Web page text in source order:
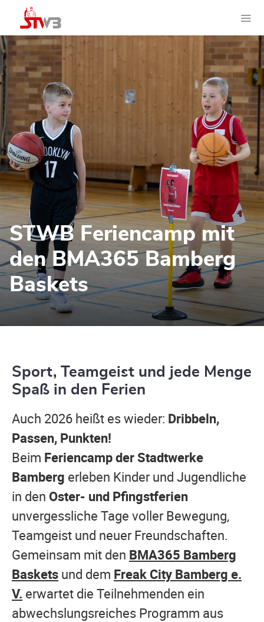
STWB Feriencamp mit
den BMA365 Bamberg
Baskets
Sport, Teamgeist und jede Menge
Spaß in den Ferien
Auch 2026 heißt es wieder: Dribbeln,
Passen, Punkten!
Beim Feriencamp der Stadtwerke
Bamberg erleben Kinder und Jugendliche
in den Oster- und Pfingstferien
unvergessliche Tage voller Bewegung,
Teamgeist und neuer Freundschaften.
Gemeinsam mit den BMA365 Bamberg
Baskets und dem Freak City Bamberg e.
V. erwartet die Teilnehmenden ein
abwechslungsreiches Programm aus